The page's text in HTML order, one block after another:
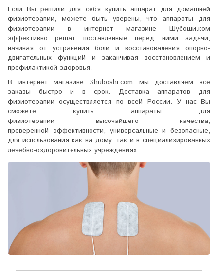
Если Вы решили для себя купить аппарат для домашней
физиотерапии, можете быть уверены, что аппараты для
физиотерапии в интернет магазине Шубоши.ком
эффективно решат поставленные перед ними задачи,
начиная от устранения боли и восстановаления опорно-
двигательных функций и заканчивая восстановлением и
профилактикой здоровья.
В интернет магазине Shuboshi.com мы доставляем все
заказы быстро и в срок. Доставка аппаратов для
физиотерапии осуществляется по всей России. У нас Вы
сможете купить аппараты для
физиотерапии высочайшего качества,
проверенной эффективности, универсальные и безопасные,
для использования как на дому, так и в специализированных
лечебно-оздоровительных учреждениях.